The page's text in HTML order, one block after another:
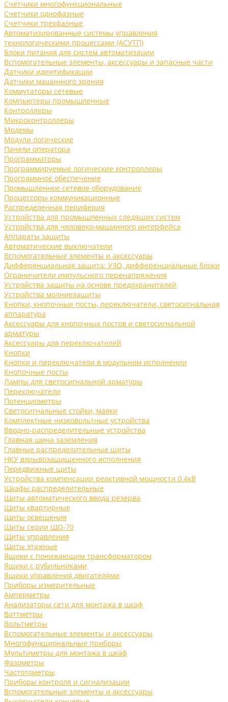
Счетчики многофункциональные
Счетчики однофазные
Счетчики трехфазные
Автоматизированные системы управления
технологическими процессами (АСУТП)
Блоки питания для систем автоматизации
Вспомогательные элементы, аксессуары и запасные части
Датчики идентификации
Датчики машинного зрения
Коммутаторы сетевые
Компьютеры промышленные
Контроллеры
Микроконтроллеры
Модемы
Модули логические
Панели оператора
Программаторы
Программируемые логические контроллеры
Программное обеспечение
Промышленное сетевое оборудование
Процессоры коммуникационные
Распределенная периферия
Устройства для промышленных следящих систем
Устройства для человеко-машинного интерфейса
Аппараты защиты
Автоматические выключатели
Вспомогательные элементы и аксессуары
Дифференциальная защита: УЗО, дифференциальные блоки
Ограничители импульсного перенапряжения
Устройства защиты на основе предохранителей
Устройства молниезащиты
Кнопки, кнопочные посты, переключатели, светосигнальная
аппаратура
Аксессуары для кнопочных постов и светосигнальной
арматуры
Аксессуары для переключателей
Кнопки
Кнопки и переключатели в модульном исполнении
Кнопочные посты
Лампы для светосигнальной арматуры
Переключатели
Потенциометры
Светосигнальные стойки, маяки
Комплектные низковольтные устройства
Вводно-распределительные устройства
Главная шина заземления
Главные распределительные щиты
НКУ взрывозащищенного исполнения
Передвижные щиты
Устройства компенсации реактивной мощности 0.4кВ
Шкафы распределительные
Щиты автоматического ввода резерва
Щиты квартирные
Щиты освещения
Щиты серии ЩО-70
Щиты управления
Щиты этажные
Ящики с понижающим трансформатором
Ящики с рубильниками
Ящики управления двигателями
Приборы измерительные
Амперметры
Анализаторы сети для монтажа в шкаф
Ваттметры
Вольтметры
Вспомогательные элементы и аксессуары
Многофункциональные приборы
Мультиметры для монтажа в шкаф
Фазометры
Частотометры
Приборы контроля и сигнализации
Вспомогательные элементы и аксессуары